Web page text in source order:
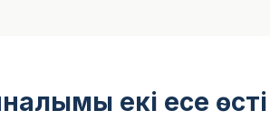
екі есе өсті